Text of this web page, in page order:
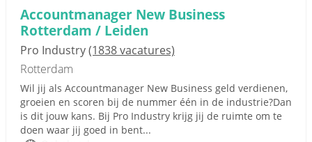
Accountmanager New Business
Rotterdam / Leiden
Pro Industry(1838 vacatures)
Rotterdam
Wil jij als Accountmanager New Business geld verdienen,
groeien en scoren bij de nummer één in de industrie?Dan
is dit jouw kans. Bij Pro Industry krijg jij de ruimte om te
doen waar jij goed in bent...